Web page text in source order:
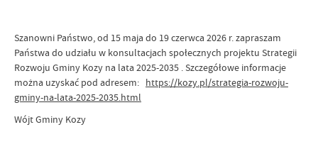
Szanowni Państwo, od 15 maja do 19 czerwca 2026 r. zapraszam
Państwa do udziału w konsultacjach społecznych projektu Strategii
Rozwoju Gminy Kozy na lata 2025-2035 . Szczegółowe informacje
można uzyskać pod adresem: https://kozy.pl/strategia-rozwoju-
gminy-na-lata-2025-2035.html
Wójt Gminy Kozy